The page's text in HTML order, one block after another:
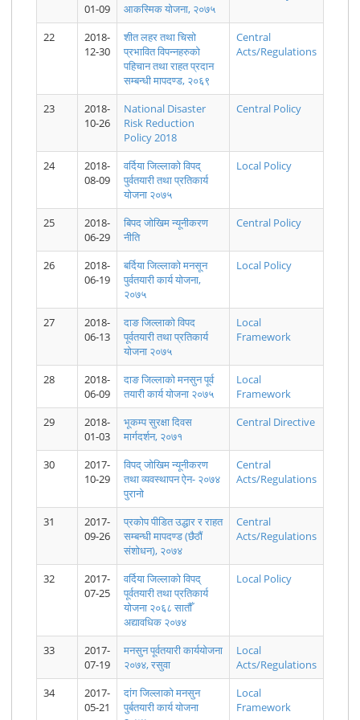
विवरण ।
(नेपाल सरकार
निर्णयानुसार)
बसेको राष्ट्रिय
परिषदको
।.pdf
2078 कार्तिक
३ गते बुधवार
बसेको राष्ट्रिय
परिषद्को
बैठकको
निर्ण0001.pdf
2078-03-02
गते बसेको
कार्यकारी
समितिको एघारौ
निर्णयहरु.pdf
2077-09-26
कार्यकारी
समितिको दशौ
कार्यकारी
समितिको नवौ
कार्यकारी
समितिको आठौ
बैठकको
2077-04-08
गृहमन्त्री
रामबहादुर थापा
2077-03-05
गते बसेको
कार्यकारी
समितिको छैठौ
बैठकको
2076-12-06
गते बसेको
कार्यकारी
समितिको
बैठकको
2076-09-27
कार्यकारी
समितिको
बैठकको
2076-08-03
कार्यकारी
समितिको
बैठकको
2076-03-28
कार्यकारी
बैठकको
गते बसेको
कार्यकारी
समितिको
2075-06-03
गते बसेको
कार्यकारी
समितिको
बैठकको
निर्णयहरु.pdf
2074-12-22
गते बसेको
कार्यकारी
समितिको
बैठकको
निर्णयहरु.pdf
गते बसेको
कार्यकारी
समितिको
बैठकको
निर्णयहरु.pdf
०८। १४ गते
साझ ५:०० बजे
जारी जल तथा
मौसम विज्ञान
पू्र्वानुमान
महाशाखाको
हप्तामा अविरल
पहिरो र
भएको मानवीय
क्षतिको विवरण
2078.07.11 2078.07.10 2078.07.09 2078.07.08
2078.07.07 2078.07.06
01-09
आकस्मिक योजना, २०७५
22
2018-
12-30
शीत लहर तथा चिसो
प्रभावित विपन्नहरुको
पहिचान तथा राहत प्रदान
सम्बन्धी मापदण्ड, २०६९
Central
Acts/Regulations
23
2018-
10-26
National Disaster
Risk Reduction
Policy 2018
Central Policy
24
2018-
08-09
वर्दिया जिल्लाकाे विपद्
पुर्वतयारी तथा प्रतिकार्य
याेजना २०७५
Local Policy
25
2018-
06-29
बिपद जोखिम न्यूनीकरण
नीति
Central Policy
26
2018-
06-19
बर्दिया जिल्लाकाे मनसून
पुर्वतयारी कार्य योजना,
२०७५
Local Policy
27
2018-
06-13
दाङ जिल्लाको विपद
पूर्वतयारी तथा प्रतिकार्य
योजना २०७५
Local
Framework
28
2018-
06-09
दाङ जिल्लाको मनसुन पूर्व
तयारी कार्य योजना २०७५
Local
Framework
29
2018-
01-03
भूकम्प सुरक्षा दिवस
मार्गदर्शन, २०७१
Central Directive
30
2017-
10-29
विपद् जोखिम न्यूनीकरण
तथा व्यवस्थापन ऐन- २०७४
पुरानो
Central
Acts/Regulations
31
2017-
09-26
प्रकोप पीडित उद्धार र राहत
सम्बन्धी मापदण्ड (छैठौं
संशोधन), २०७४
Central
Acts/Regulations
32
2017-
07-25
वर्दिया जिल्लाको विपद्
पूर्वतयारी तथा प्रतिकार्य
योजना २०६८ सातौँ
अद्यावधिक २०७४
Local Policy
33
2017-
07-19
मनसुन पूर्वतयारी कार्ययाेजना
२०७४, रसुवा
Local
Acts/Regulations
34
2017-
05-21
दांग जिल्लाको मनसुन
पुर्बतयारी कार्य योजना
Local
Framework